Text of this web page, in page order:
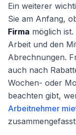
Ein weiterer
Sie am Anfang,
Firma möglich
Arbeit und den
Abrechnungen.
auch nach
Wochen- oder
beachten gibt,
Arbeitnehmer